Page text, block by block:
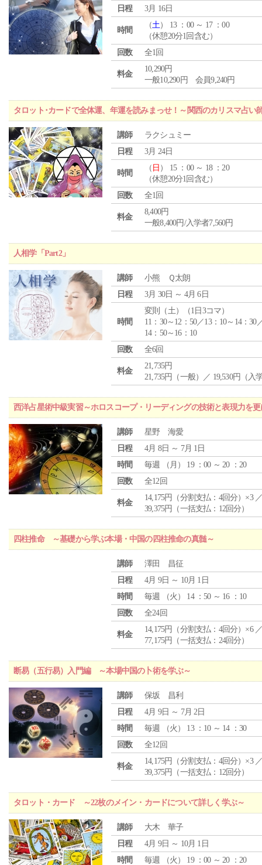
日程
3月 16日
時間
（土） 13 ：00 ～ 17 ：00
（休憩20分1回含む）
回数
全1回
料金
10,290円
一般10,290円 会員9,240円
タロット･カードで全体運、年運を読みまっせ！～関西のカリスマ占い
講師
ラクシュミー
日程
3月 24日
時間
（ 日 ） 15 ：00 ～ 18 ：20
（休憩20分1回含む）
回数
全1回
料金
8,400円
一般8,400円/入学者7,560円
人相学「Part2」
講師
小熊 Ｑ太朗
日程
3月 30日 ～ 4月 6日
時間
変則（土）（1日3コマ）
11：30～12：50／13：10～14：30
14：50～16：10
回数
全6回
料金
21,735円
21,735円（一般）／ 19,530円（入
西洋占星術中級実習～ホロスコープ・リーディングの技術と表現力を
講師
星野 海愛
日程
4月 8日 ～ 7月 1日
時間
毎週 （ 月 ） 19 ：00 ～ 20 ：20
回数
全12回
料金
14,175円（分割支払：4回分）×3
39,375円（一括支払：12回分）
四柱推命 ～基礎から学ぶ本場・中国の四柱推命の真髄～
講師
澤田 昌征
日程
4月 9日 ～ 10月 1日
時間
毎週 （火 ） 14 ：50 ～ 16 ：10
回数
全24回
料金
14,175円（分割支払：4回分）×6
77,175円（一括支払：24回分）
断易（五行易）入門編 ～本場中国の卜術を学ぶ～
講師
保坂 昌利
日程
4月 9日 ～ 7月 2日
時間
毎週 （火 ） 13 ：10 ～ 14 ：30
回数
全12回
料金
14,175円（分割支払：4回分）×3
39,375円（一括支払：12回分）
タロット・カード ～22枚のメイン・カードについて詳しく学ぶ～
講師
大木 華子
日程
4月 9日 ～ 10月 1日
時間
毎週 （火 ） 19 ：00 ～ 20 ：20